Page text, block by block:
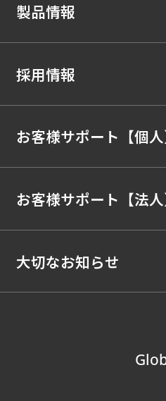
製品情報
採用情報
お客様サポート【個人
お客様サポート【法人
大切なお知らせ